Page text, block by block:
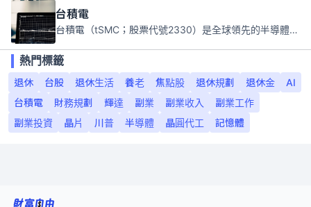
台積電
台積電（tSMC；股票代號2330）是全球領先的半導體代工公司，成立於1987年，總部位於台灣新竹。且已於美國、日本、德國及中國設廠，台積電是全球首家專業積體電路製造服務公司，也是全球最先進和最大規模的半導體代工廠。
熱門標籤
退休
台股 退休生活 養老 焦點股 退休規劃 退休金
AI
台積電
財務規劃 輝達 副業 副業收入
副業工作
副業投資
晶片 川普 半導體 晶圓代工 記憶體